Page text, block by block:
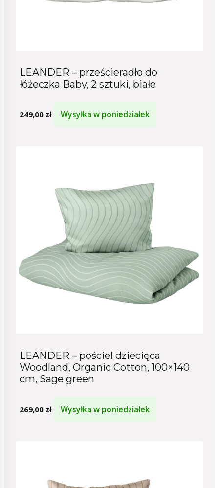
LEANDER – prześcieradło do
łóżeczka Baby, 2 sztuki, białe
249,00 zł Wysyłka w poniedziałek
LEANDER – pościel dziecięca
Woodland, Organic Cotton, 100×140
cm, Sage green
269,00 zł Wysyłka w poniedziałek